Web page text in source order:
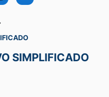
SIMPLIFICADO